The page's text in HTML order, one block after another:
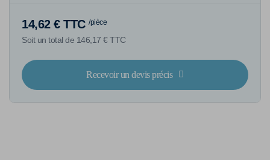
14,62 € TTC /pièce
Soit un total de 146,17 € TTC
Recevoir un devis précis